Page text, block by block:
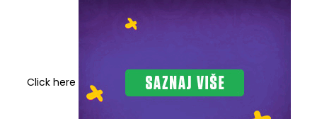
Click here